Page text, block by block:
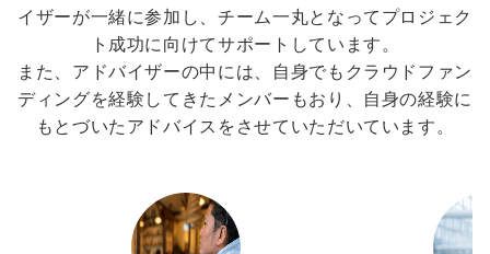
イザーが一緒に参加し、チーム一丸となってプロジェク
ト成功に向けてサポートしています。
また、アドバイザーの中には、自身でもクラウドファン
ディングを経験してきたメンバーもおり、自身の経験に
もとづいたアドバイスをさせていただいています。